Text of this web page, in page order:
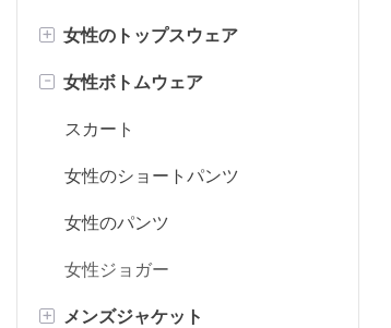
ボディコンドレス
カジュアルドレス
レディース ボンバー ジャケット
女性ブレザー
レディース トレンチ コート
レディースフェイクファーコー
+ 女性のトップスウェア
女性セーター&カーディガン
レディース スウェット & パーカ
- 女性ボトムウェア
スカート
女性のショートパンツ
女性のパンツ
女性ジョガー
+ メンズジャケット